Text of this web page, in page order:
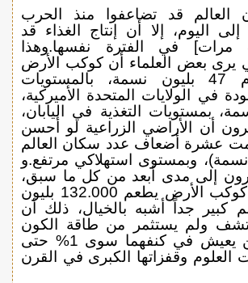
قد تضاعفوا منذ الحرب
إلى اليوم، إلا أن إنتاج الغذاء قد
في الفترة نفسها.وهذا
يرى بعض العلماء أن كوكب الأرض
يستطيع إطعام 47 بليون نسمة، بالمستويات
في الولايات المتحدة الأميركية،
نسمة، بمستويات التغذية في اليابان،
أن الأراضي الزراعية لو أحسن
عشرة أضعاف عدد سكان العالم
بليون نسمة)، وبمستوى استهلاكي مرتفع.و
إلى مدى أبعد من كل ما سبق،
حين قدروا أن كوكب الأرض يطعم 132.000 بليون
كبير جداً أشبه بالخيال، ذلك أن
ولم يستثمر من طاقة الكون
والطبيعة اللذين يعيش في كنفهما سوى 1% حتى
العلوم وقفزاتها الكبرى في القرن